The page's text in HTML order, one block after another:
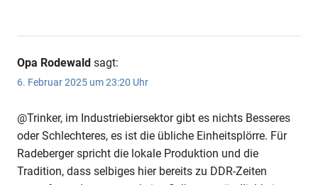
Opa Rodewald sagt:
6. Februar 2025 um 23:20 Uhr
@Trinker, im Industriebiersektor gibt es nichts Besseres
oder Schlechteres, es ist die übliche Einheitsplörre. Für
Radeberger spricht die lokale Produktion und die
Tradition, dass selbiges hier bereits zu DDR-Zeiten